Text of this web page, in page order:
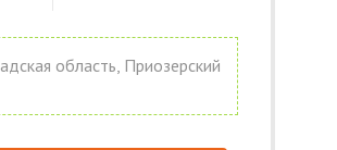
область, Приозерский